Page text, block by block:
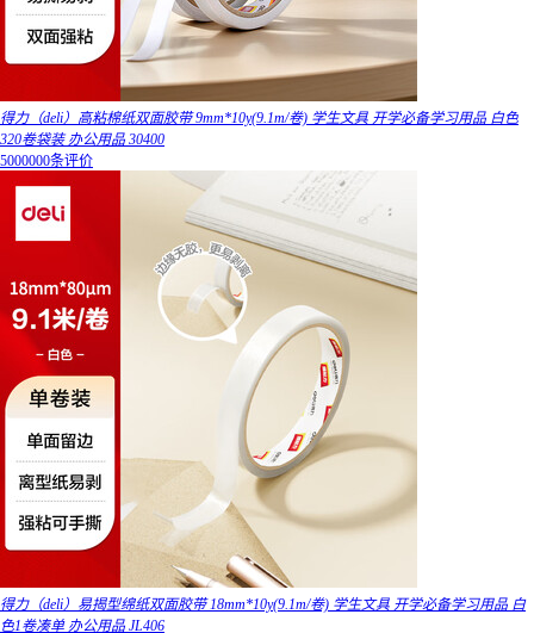
得力（deli）高粘棉纸双面胶带 9mm*10y(9.1m/卷) 学生文具 开学必备学习用品 白色
320卷袋装 办公用品 30400
5000000条评价
得力（deli）易揭型绵纸双面胶带 18mm*10y(9.1m/卷) 学生文具 开学必备学习用品 白
色1卷凑单 办公用品 JL406